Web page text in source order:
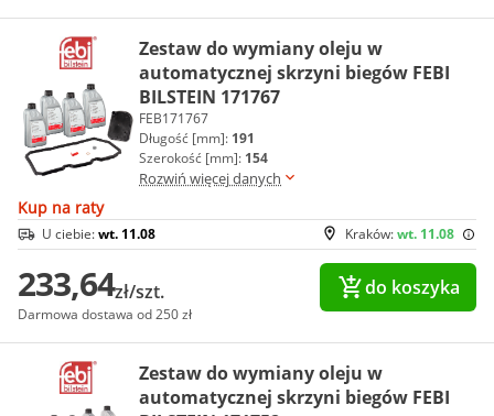
Zestaw do wymiany oleju w
automatycznej skrzyni biegów FEBI
BILSTEIN 171767
FEB171767
Długość [mm]: 191
Szerokość [mm]: 154
Rozwiń więcej danych
Kup na raty
Kraków:wt. 11.08
U ciebie:wt. 11.08
233,64zł/szt.
Darmowa dostawa od 250 zł
do koszyka
Zestaw do wymiany oleju w
automatycznej skrzyni biegów FEBI